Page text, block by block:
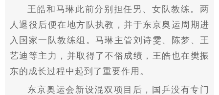
王皓和马琳此前分别担任男、女队教练。两
人退役后便在地方队执教，并于东京奥运周期进
入国家一队教练组。马琳主管刘诗雯、陈梦、王
艺迪等主力，并取得了不俗成绩，王皓也在樊振
东的成长过程中起到了重要作用。
东京奥运会新设混双项目后，国乒没有专门